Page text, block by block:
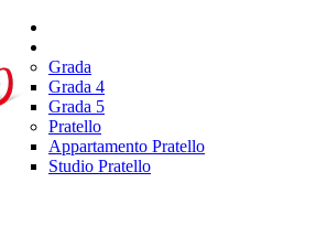
Grada
Grada 4
Grada 5
Pratello
Appartamento Pratello
Studio Pratello